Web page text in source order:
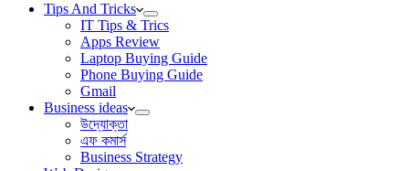
Tips And Tricks
IT Tips & Trics
Apps Review
Laptop Buying Guide
Phone Buying Guide
Gmail
Business ideas
উদ্যোক্তা
এফ কমার্স
Business Strategy